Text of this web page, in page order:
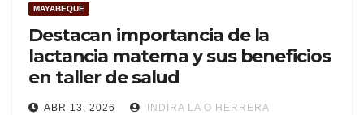
MAYABEQUE
Destacan importancia de la
lactancia materna y sus beneficios
en taller de salud
ABR 13, 2026 INDIRA LA O HERRERA